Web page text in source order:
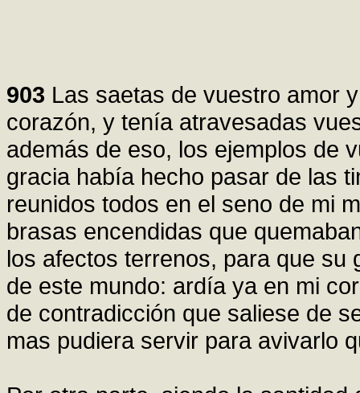
903 Las saetas de vuestro amor
corazón, y tenía atravesadas
además de eso, los ejemplos de
gracia había hecho pasar de las
reunidos todos en el seno de mi
brasas encendidas que
los afectos terrenos, para que
de este mundo: ardía ya en mi
de contradicción que saliese de
mas pudiera servir para avivarlo